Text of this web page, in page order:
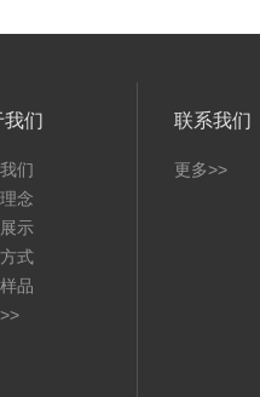
我们
们
念
示
式
品
联系我们
更多>>